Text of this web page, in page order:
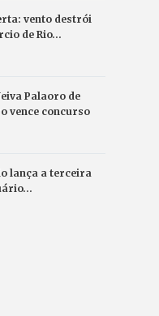
vento destrói
de Rio…
Palaoro de
vence concurso
lança a terceira